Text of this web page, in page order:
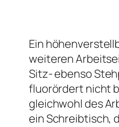
Ein
weiteren
Sitz- ebenso
fluorördert nicht
gleichwohl des
ein Schreibtisch,